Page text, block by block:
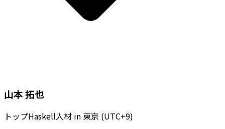
山本 拓也
トップHaskell人材 in 東京 (UTC+9)